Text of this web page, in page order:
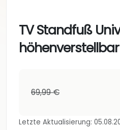
TV Standfuß
höhenverstellbar
69,99 €
Letzte Aktualisierung: